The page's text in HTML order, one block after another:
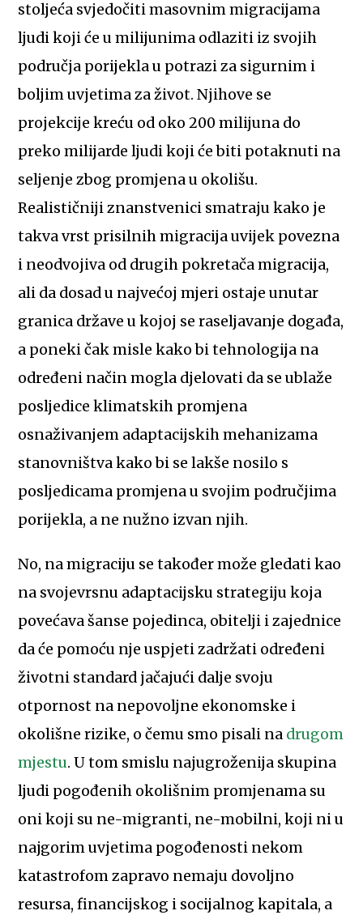
stoljeća svjedočiti masovnim migracijama
ljudi koji će u milijunima odlaziti iz svojih
područja porijekla u potrazi za sigurnim i
boljim uvjetima za život. Njihove se
projekcije kreću od oko 200 milijuna do
preko milijarde ljudi koji će biti potaknuti na
seljenje zbog promjena u okolišu.
Realističniji znanstvenici smatraju kako je
takva vrst prisilnih migracija uvijek povezna
i neodvojiva od drugih pokretača migracija,
ali da dosad u najvećoj mjeri ostaje unutar
granica države u kojoj se raseljavanje događa,
a poneki čak misle kako bi tehnologija na
određeni način mogla djelovati da se ublaže
posljedice klimatskih promjena
osnaživanjem adaptacijskih mehanizama
stanovništva kako bi se lakše nosilo s
posljedicama promjena u svojim područjima
porijekla, a ne nužno izvan njih.
No, na migraciju se također može gledati kao
na svojevrsnu adaptacijsku strategiju koja
povećava šanse pojedinca, obitelji i zajednice
da će pomoću nje uspjeti zadržati određeni
životni standard jačajući dalje svoju
otpornost na nepovoljne ekonomske i
okolišne rizike, o čemu smo pisali na drugom
mjestu. U tom smislu najugroženija skupina
ljudi pogođenih okolišnim promjenama su
oni koji su ne-migranti, ne-mobilni, koji ni u
najgorim uvjetima pogođenosti nekom
katastrofom zapravo nemaju dovoljno
resursa, financijskog i socijalnog kapitala, a